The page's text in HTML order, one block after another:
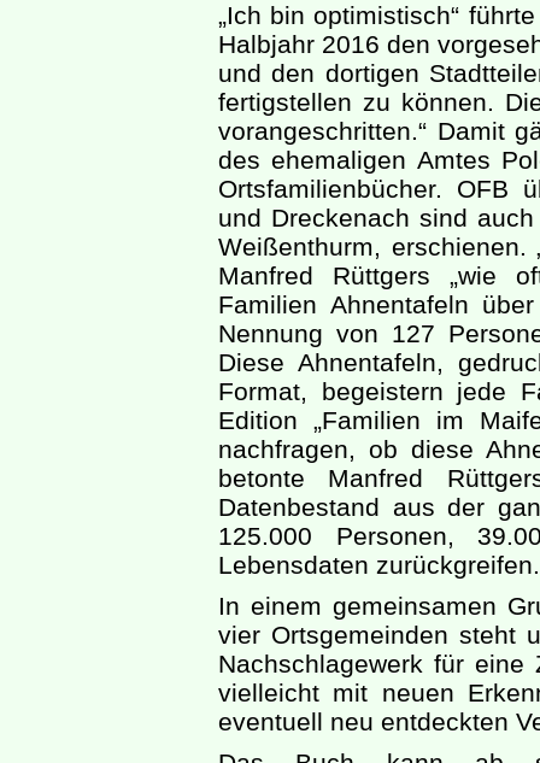
„Ich bin optimistisch“
Halbjahr 2016 den
und den dortigen
fertigstellen zu können.
vorangeschritten.“ Damit
des ehemaligen Amtes
Ortsfamilienbücher. OFB
und Dreckenach sind
Weißenthurm, erschienen.
Manfred Rüttgers „wie
Familien Ahnentafeln
Nennung von 127
Diese Ahnentafeln,
Format, begeistern jede
Edition „Familien im
nachfragen, ob diese
betonte Manfred
Datenbestand aus der
125.000 Personen,
Lebensdaten zurückgreifen.
In einem gemeinsamen
vier Ortsgemeinden steht
Nachschlagewerk für
vielleicht mit neuen
eventuell neu entdeckten